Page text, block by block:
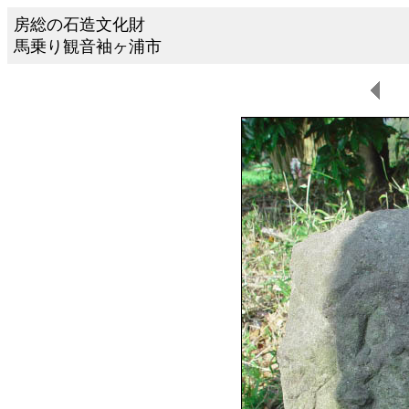
房総の石造文化財
馬乗り観音袖ヶ浦市